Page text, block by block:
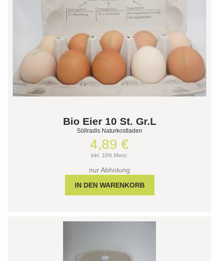
Bio Eier 10 St. Gr.L
Söllradls Naturkostladen
4,89 €
inkl. 10% Mwst.
nur Abholung